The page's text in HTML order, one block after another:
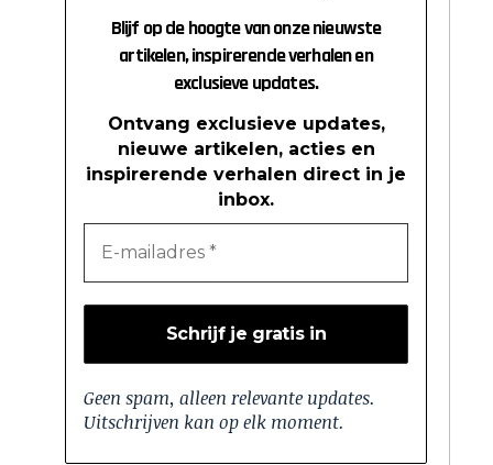
Blijf op de hoogte van onze nieuwste
artikelen, inspirerende verhalen en
exclusieve updates.
Ontvang exclusieve updates,
nieuwe artikelen, acties en
inspirerende verhalen direct in je
inbox.
Geen spam, alleen relevante updates.
Uitschrijven kan op elk moment.